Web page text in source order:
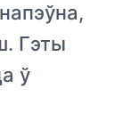
Гэты
ў